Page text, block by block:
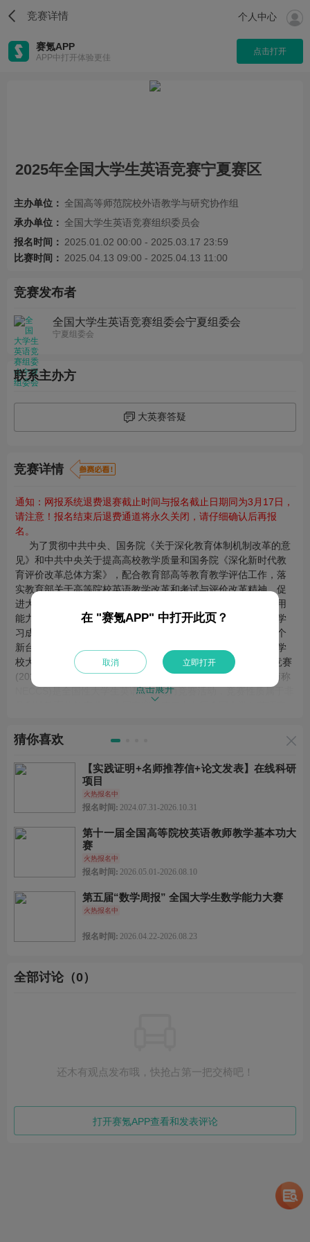
竞赛详情 个人中心
赛氪APP
APP中打开体验更佳
点击打开
2025年全国大学生英语竞赛宁夏赛区
主办单位： 全国高等师范院校外语教学与研究协作组
承办单位： 全国大学生英语竞赛组织委员会
报名时间： 2025.01.02 00:00 - 2025.03.17 23:59
比赛时间： 2025.04.13 09:00 - 2025.04.13 11:00
竞赛发布者
全国大学生英语竞赛组委会宁夏组委会
宁夏组委会
联系主办方
大英赛答疑
竞赛详情
通知：网报系统退费退赛截止时间与报名截止日期同为3月17日，
请注意！报名结束后退费通道将永久关闭，请仔细确认后再报
名。
为了贯彻中共中央、国务院《关于深化教育体制机制改革的意
见》和中共中央关于提高高校教学质量和国务院《深化新时代教
育评价改革总体方案》，配合教育部高等教育教学评估工作，落
实教育部关于高等院校英语教学改革和考试与评价改革精神，促
进大学各类英语教学改革的实施，全面提高大学生英语综合运用
能力，激发广大大学生学习英语的积极性，鼓励大学阶段英语学
习成绩优秀的大学生，推动全国大学各阶段英语教学质量上一个
新台阶，国际英语外语教师协会中国英语外语教师协会和高等学
校大学外语教学研究会决定联合举办2025 年全国大学生英语竞赛
(2025 National English Competition for College Students，简称
NECCS)是全国性大学生英语综合能力竞赛活动，竞赛性质属于非
全国高等师范院校外语教学与研究协作组
英语辅导报北京研发中心
承办方
全国大学生英语竞赛组织委员会
二等奖：证书，各参赛高校初赛人数的30‰
三等奖：证书，各参赛高校初赛人数的50‰
三等奖（奖牌、证书）、优胜奖（证书）
风采大赛：一、二、三等奖（奖牌、证书）
各类英语教学改革精神，促进大学生英语水平的全面提高，激发
广大大学生学习英语的兴趣，鼓励英语学习成绩优秀的大学生。
点击展开
猜你喜欢
【实践证明+名师推荐信+论文发表】在线科研
项目
火热报名中
报名时间: 2024.07.31-2026.10.31
第十一届全国高等院校英语教师教学基本功大
赛
火热报名中
报名时间: 2026.05.01-2026.08.10
第五届“数学周报” 全国大学生数学能力大赛
火热报名中
报名时间: 2026.04.22-2026.08.23
全部讨论（0）
还木有观点发布哦，快抢占第一把交椅吧！
打开赛氪APP查看和发表评论
在 "赛氪APP" 中打开此页？
取消 立即打开